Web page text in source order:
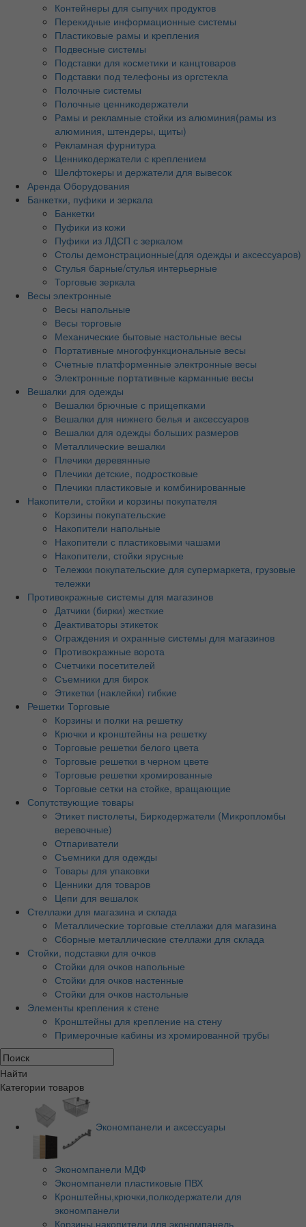
Контейнеры для сыпучих продуктов
Перекидные информационные системы
Пластиковые рамы и крепления
Подвесные системы
Подставки для косметики и канцтоваров
Подставки под телефоны из оргстекла
Полочные системы
Полочные ценникодержатели
Рамы и рекламные стойки из алюминия(рамы из
алюминия, штендеры, щиты)
Рекламная фурнитура
Ценникодержатели с креплением
Шелфтокеры и держатели для вывесок
Аренда Оборудования
Банкетки, пуфики и зеркала
Банкетки
Пуфики из кожи
Пуфики из ЛДСП с зеркалом
Столы демонстрационные(для одежды и аксессуаров)
Стулья барные/стулья интерьерные
Торговые зеркала
Весы электронные
Весы напольные
Весы торговые
Механические бытовые настольные весы
Портативные многофункциональные весы
Счетные платформенные электронные весы
Электронные портативные карманные весы
Вешалки для одежды
Вешалки брючные с прищепками
Вешалки для нижнего белья и аксессуаров
Вешалки для одежды больших размеров
Металлические вешалки
Плечики деревянные
Плечики детские, подростковые
Плечики пластиковые и комбинированные
Накопители, стойки и корзины покупателя
Корзины покупательские
Накопители напольные
Накопители с пластиковыми чашами
Накопители, стойки ярусные
Тележки покупательские для супермаркета, грузовые
тележки
Противокражные системы для магазинов
Датчики (бирки) жесткие
Деактиваторы этикеток
Ограждения и охранные системы для магазинов
Противокражные ворота
Счетчики посетителей
Съемники для бирок
Этикетки (наклейки) гибкие
Решетки Торговые
Корзины и полки на решетку
Крючки и кронштейны на решетку
Торговые решетки белого цвета
Торговые решетки в черном цвете
Торговые решетки хромированные
Торговые сетки на стойке, вращающие
Сопутствующие товары
Этикет пистолеты, Биркодержатели (Микропломбы
веревочные)
Отпариватели
Съемники для одежды
Товары для упаковки
Ценники для товаров
Цепи для вешалок
Стеллажи для магазина и склада
Металлические торговые стеллажи для магазина
Сборные металлические стеллажи для склада
Стойки, подставки для очков
Стойки для очков напольные
Стойки для очков настенные
Стойки для очков настольные
Элементы крепления к стене
Кронштейны для крепление на стену
Примерочные кабины из хромированной трубы
Найти
Категории товаров
Экономпанели и аксессуары
Экономпанели МДФ
Экономпанели пластиковые ПВХ
Кронштейны,крючки,полкодержатели для
экономпанели
Корзины,накопители для экономпанель